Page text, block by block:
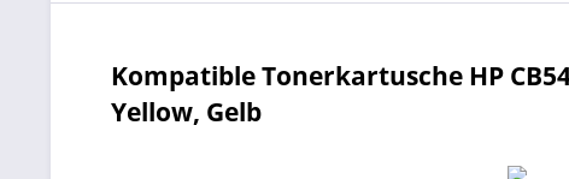
Kompatible Tonerkartusche HP
Yellow, Gelb